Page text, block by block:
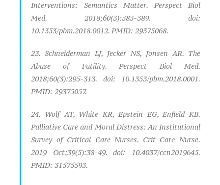
Interventions: Semantics Matter. Perspect Biol
Med. 2018;60(3):383-389. doi:
10.1353/pbm.2018.0012. PMID: 29375068.
23. Schneiderman LJ, Jecker NS, Jonsen AR. The
Abuse of Futility. Perspect Biol Med.
2018;60(3):295-313. doi: 10.1353/pbm.2018.0001.
PMID: 29375057.
24. Wolf AT, White KR, Epstein EG, Enfield KB.
Palliative Care and Moral Distress: An Institutional
Survey of Critical Care Nurses. Crit Care Nurse.
2019 Oct;39(5):38-49. doi: 10.4037/ccn2019645.
PMID: 31575593.